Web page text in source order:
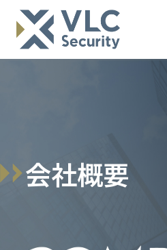
会社概要